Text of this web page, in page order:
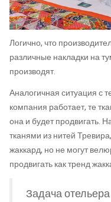
Логично, что
различные накладки на
производят.
Аналогичная ситуация с
компания работает, те
она и будет продвигать.
тканями из нитей
жаккард, но не могут
продвигать как тренд
Задача